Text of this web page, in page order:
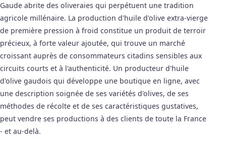
Gaude abrite des oliveraies qui perpétuent une tradition
agricole millénaire. La production d'huile d'olive extra-vierge
de première pression à froid constitue un produit de terroir
précieux, à forte valeur ajoutée, qui trouve un marché
croissant auprès de consommateurs citadins sensibles aux
circuits courts et à l'authenticité. Un producteur d'huile
d'olive gaudois qui développe une boutique en ligne, avec
une description soignée de ses variétés d'olives, de ses
méthodes de récolte et de ses caractéristiques gustatives,
peut vendre ses productions à des clients de toute la France
- et au-delà.